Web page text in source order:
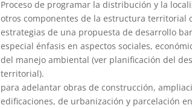
Proceso de programar la distribución y la
otros componentes de la estructura territorial
estrategias de una propuesta de desarrollo
especial énfasis en aspectos sociales,
del manejo ambiental (ver planificación del
territorial).
para adelantar obras de construcción,
edificaciones, de urbanización y parcelación